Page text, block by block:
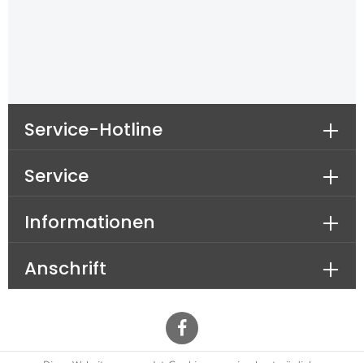
Anschrift
Service-Hotline
Service
Informationen